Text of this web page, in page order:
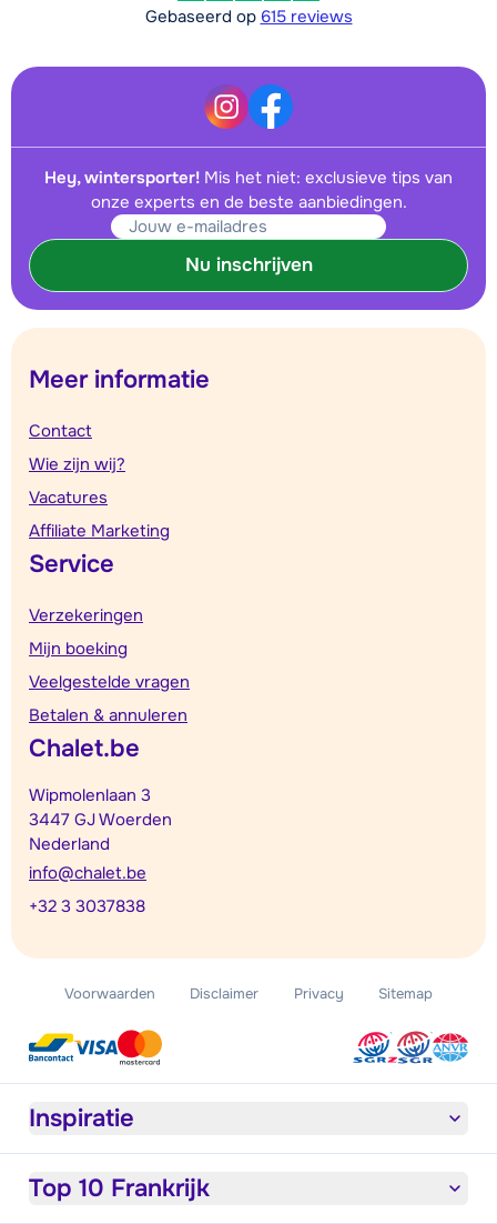
Gebaseerd op 615 reviews
Hey, wintersporter! Mis het niet: exclusieve tips van
onze experts en de beste aanbiedingen.
Nu inschrijven
Meer informatie
Contact
Wie zijn wij?
Vacatures
Affiliate Marketing
Service
Verzekeringen
Mijn boeking
Veelgestelde vragen
Betalen & annuleren
Chalet.be
Wipmolenlaan 3
3447 GJ Woerden
Nederland
info@chalet.be
+32 3 3037838
Voorwaarden Disclaimer Privacy Sitemap
Inspiratie
Top 10 Frankrijk